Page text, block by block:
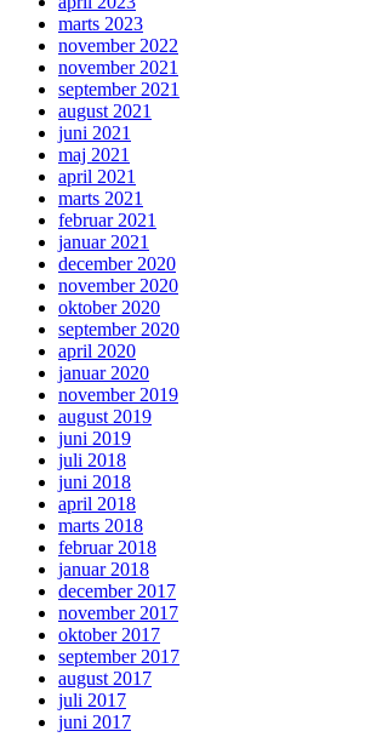
marts 2023
november 2022
november 2021
september 2021
august 2021
juni 2021
maj 2021
april 2021
marts 2021
februar 2021
januar 2021
december 2020
november 2020
oktober 2020
september 2020
april 2020
januar 2020
november 2019
august 2019
juni 2019
juli 2018
juni 2018
april 2018
marts 2018
februar 2018
januar 2018
december 2017
november 2017
oktober 2017
september 2017
august 2017
juli 2017
juni 2017